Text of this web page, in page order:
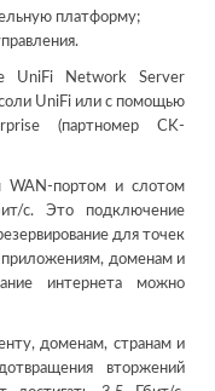
платформу;
UniFi Network Server
UniFi или с помощью
(партномер CK-
WAN-портом и слотом
с. Это подключение
для точек
приложениям, доменам и
интернета можно
доменам, странам и
вторжений